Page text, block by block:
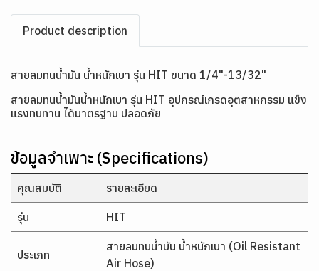
Product description
สายลมทนน้ำมัน น้ำหนักเบา รุ่น HIT ขนาด 1/4"-13/32"
สายลมทนน้ำมันน้ำหนักเบา รุ่น HIT อุปกรณ์เกรดอุตสาหกรรม แข็ง
แรงทนทาน ได้มาตรฐาน ปลอดภัย
ข้อมูลจำเพาะ (Specifications)
คุณสมบัติ รายละเอียด
รุ่น HIT
ประเภท
สายลมทนน้ำมัน น้ำหนักเบา (Oil Resistant
Air Hose)